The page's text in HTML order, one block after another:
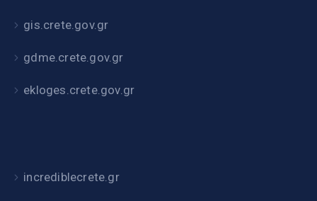
gis.crete.gov.gr
gdme.crete.gov.gr
ekloges.crete.gov.gr
incrediblecrete.gr